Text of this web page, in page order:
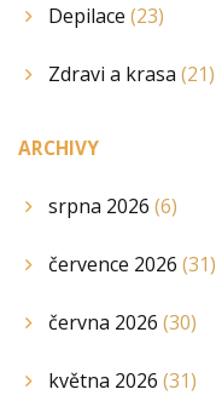
Depilace (23)
Zdravi a krasa (21)
ARCHIVY
srpna 2026 (6)
července 2026 (31)
června 2026 (30)
května 2026 (31)